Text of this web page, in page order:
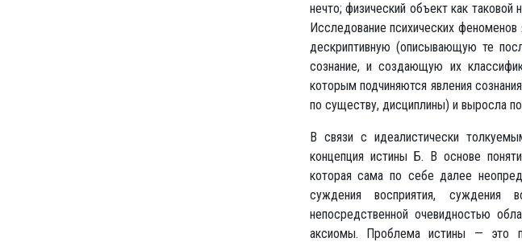
нечто; физический объект как
Исследование психических феноменов
дескриптивную (описывающую те
сознание, и создающую их
которым подчиняются явления
по существу, дисциплины) и выросла
В связи с идеалистически
концепция истины Б. В основе
которая сама по себе далее
суждения восприятия, суждения
непосредственной очевидностью
аксиомы. Проблема истины — это